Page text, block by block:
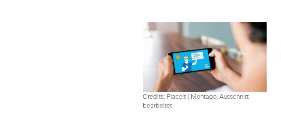
Credits: Placeit | Montage, Ausschnitt
bearbeitet